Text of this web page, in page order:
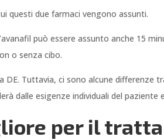
questi due farmaci vengono assunti.
può essere assunto anche 15
o senza cibo.
Tuttavia, ci sono alcune differenze
dalle esigenze individuali del paziente
per il